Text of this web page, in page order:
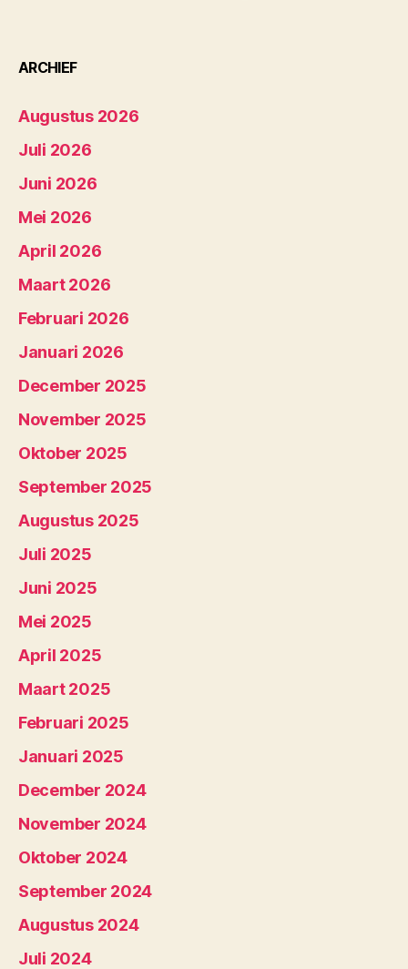
ARCHIEF
Augustus 2026
Juli 2026
Juni 2026
Mei 2026
April 2026
Maart 2026
Februari 2026
Januari 2026
December 2025
November 2025
Oktober 2025
September 2025
Augustus 2025
Juli 2025
Juni 2025
Mei 2025
April 2025
Maart 2025
Februari 2025
Januari 2025
December 2024
November 2024
Oktober 2024
September 2024
Augustus 2024
Juli 2024